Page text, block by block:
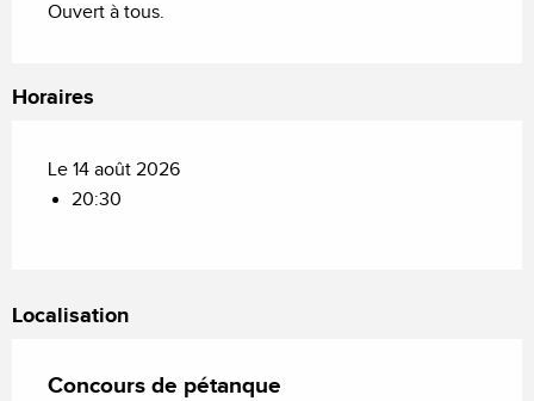
Ouvert à tous.
Horaires
Le 14 août 2026
20:30
Localisation
Concours de pétanque